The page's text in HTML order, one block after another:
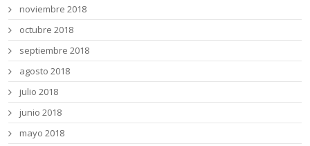
noviembre 2018
octubre 2018
septiembre 2018
agosto 2018
julio 2018
junio 2018
mayo 2018